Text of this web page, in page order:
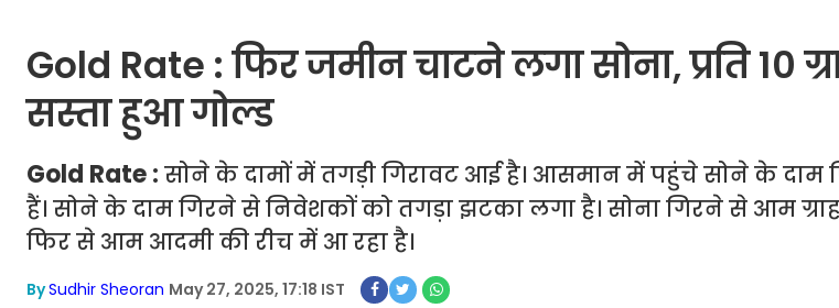
Gold Rate : फिर जमीन चाटने लगा सोना, प्रति 10
सस्ता हुआ गोल्ड
Gold Rate : सोने के दामों में तगड़ी गिरावट आई है। आसमान में पहुंचे सोने के
हैं। सोने के दाम गिरने से निवेशकों को तगड़ा झटका लगा है। सोना गिरने से आम
फिर से आम आदमी की रीच में आ रहा है।
BySudhir Sheoran May 27, 2025, 17:18 IST